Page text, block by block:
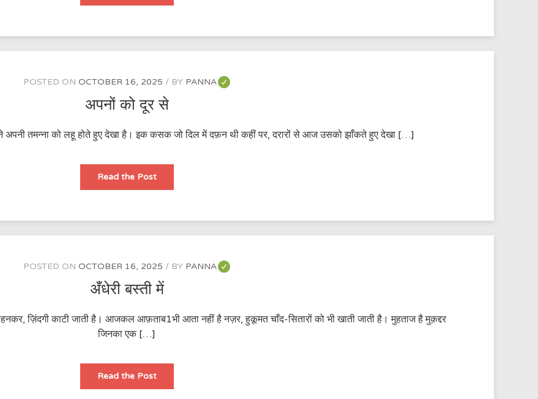
भी
POSTED ON OCTOBER 16, 2025 BY PANNA
अपनों को दूर से
तमन्ना को लहू होते हुए देखा है। इक कसक जो दिल में दफ़न थी कहीं पर, दरारों से आज उसको झाँकते हुए देखा […]
Read the Postअपनों
दूर
POSTED ON OCTOBER 16, 2025 BY PANNA
अँधेरी बस्ती में
ज़िंदगी काटी जाती है। आजकल आफ़ताब1भी आता नहीं है नज़र, हुकूमत चाँद-सितारों को भी खाती जाती है। मुहताज है मुक़द्दर
जिनका एक […]
Read the Postअँधेरी
में